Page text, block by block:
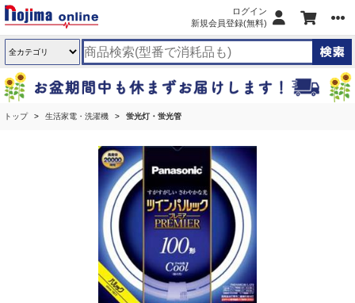
ログイン
新規会員登録(無料)
トップ 生活家電・洗濯機 蛍光灯・蛍光管